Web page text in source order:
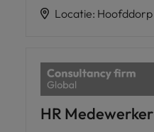
Locatie: Hoofddorp
HR Medewerker